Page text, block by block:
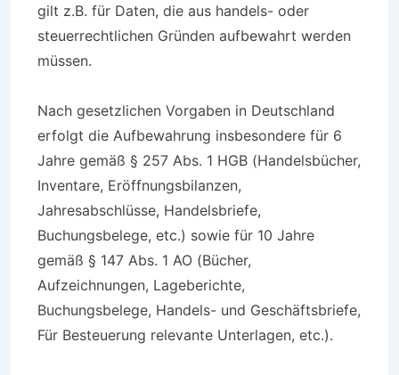
gilt z.B. für Daten, die aus handels- oder
steuerrechtlichen Gründen aufbewahrt werden
müssen.
Nach gesetzlichen Vorgaben in Deutschland
erfolgt die Aufbewahrung insbesondere für 6
Jahre gemäß § 257 Abs. 1 HGB (Handelsbücher,
Inventare, Eröffnungsbilanzen,
Jahresabschlüsse, Handelsbriefe,
Buchungsbelege, etc.) sowie für 10 Jahre
gemäß § 147 Abs. 1 AO (Bücher,
Aufzeichnungen, Lageberichte,
Buchungsbelege, Handels- und Geschäftsbriefe,
Für Besteuerung relevante Unterlagen, etc.).